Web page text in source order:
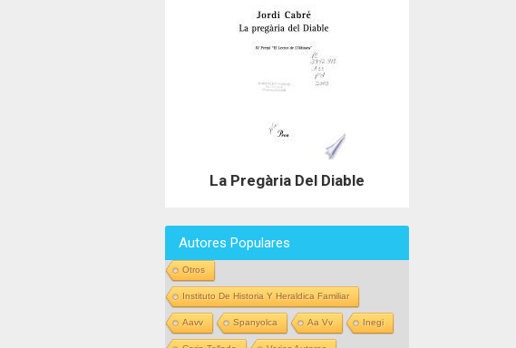
La Pregària Del Diable
Autores Populares
Otros
Instituto De Historia Y Heraldica Familiar
Aavv Spanyolca Aa Vv Inegi